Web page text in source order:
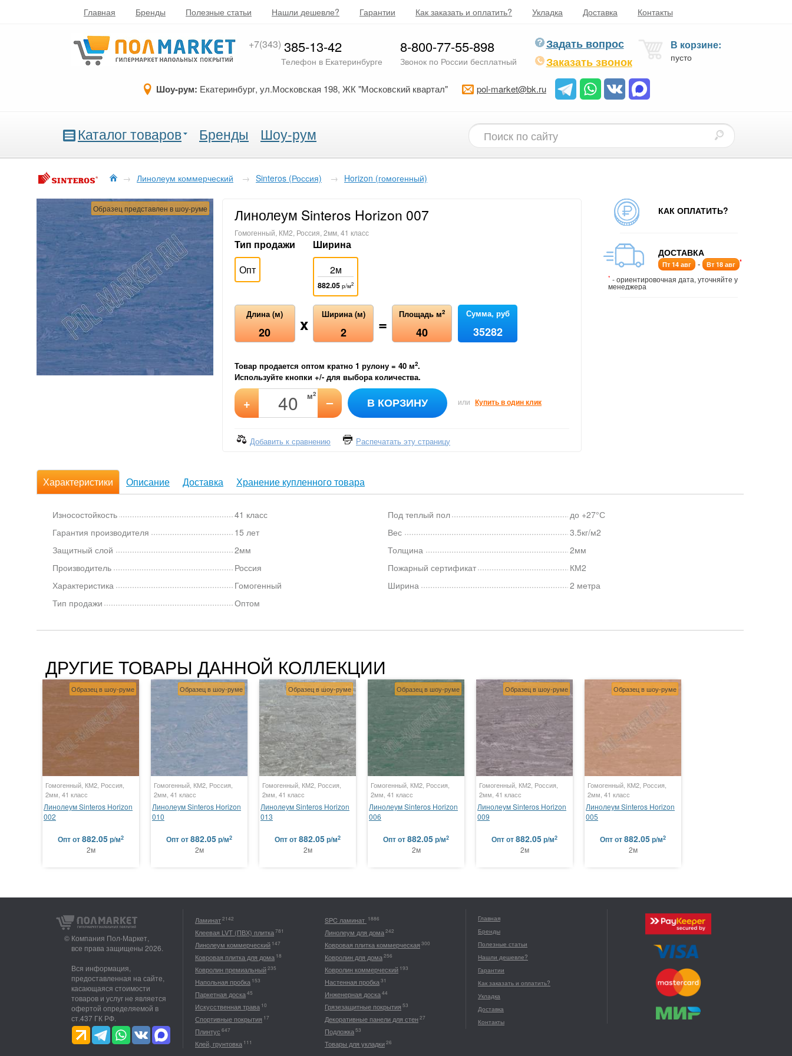
Главная Бренды Полезные статьи Нашли дешевле? Гарантии Как заказать и оплатить? Укладка Доставка Контакты
+7(343) 385-13-42
Телефон в Екатеринбурге
8-800-77-55-898
Звонок по России бесплатный
Задать вопрос
Заказать звонок
В корзине:
пусто
Шоу-рум: Екатеринбург, ул.Московская 198, ЖК "Московский квартал" pol-market@bk.ru
Каталог товаров Бренды Шоу-рум
→ Линолеум коммерческий → Sinteros (Россия) → Horizon (гомогенный)
Образец представлен в шоу-руме Линолеум Sinteros Horizon 007
Гомогенный, КМ2, Россия, 2мм, 41 класс
Тип продажи
Опт
Ширина
2м
882.05 р/м2
Длина (м)
20 x Ширина (м)
2 = Площадь м2
40
Сумма, руб
35282
Товар продается оптом кратно 1 рулону = 40 м2.
Используйте кнопки +/- для выбора количества.
+ м2 – В КОРЗИНУ или Купить в один клик
Добавить к сравнению Распечатать эту страницу
КАК ОПЛАТИТЬ?
ДОСТАВКА
Пт 14 авг - Вт 18 авг *
* - ориентировочная дата, уточняйте у
менеджера
Характеристики Описание Доставка Хранение купленного товара
Износостойкость
41 класс
Гарантия производителя
15 лет
Защитный слой
2мм
Производитель
Россия
Характеристика
Гомогенный
Тип продажи
Оптом
Под теплый пол
до +27°С
Вес
3.5кг/м2
Толщина
2мм
Пожарный сертификат
КМ2
Ширина
2 метра
ДРУГИЕ ТОВАРЫ ДАННОЙ КОЛЛЕКЦИИ
Образец в шоу-руме
Гомогенный, КМ2, Россия,
2мм, 41 класс
Линолеум Sinteros Horizon
002
Оптот882.05р/м2
2м
Образец в шоу-руме
Гомогенный, КМ2, Россия,
2мм, 41 класс
Линолеум Sinteros Horizon
010
Оптот882.05р/м2
2м
Образец в шоу-руме
Гомогенный, КМ2, Россия,
2мм, 41 класс
Линолеум Sinteros Horizon
013
Оптот882.05р/м2
2м
Образец в шоу-руме
Гомогенный, КМ2, Россия,
2мм, 41 класс
Линолеум Sinteros Horizon
006
Оптот882.05р/м2
2м
Образец в шоу-руме
Гомогенный, КМ2, Россия,
2мм, 41 класс
Линолеум Sinteros Horizon
009
Оптот882.05р/м2
2м
Образец в шоу-руме
Гомогенный, КМ2, Россия,
2мм, 41 класс
Линолеум Sinteros Horizon
005
Оптот882.05р/м2
2м
© Компания Пол-Маркет,
все права защищены 2026.
Вся информация,
предоставленная на сайте,
касающаяся стоимости
товаров и услуг не является
офертой определяемой в
ст.437 ГК РФ.
Ламинат2142 SPC ламинат 1886
Клеевая LVT (ПВХ) плитка781 Линолеум для дома242
Линолеум коммерческий 147 Ковровая плитка коммерческая 300
Ковровая плитка для дома 18 Ковролин для дома256
Ковролин премиальный235 Ковролин коммерческий 193
Напольная пробка 153 Настенная пробка31
Паркетная доска45 Инженерная доска44
Искусственная трава 10 Грязезащитные покрытия 53
Спортивные покрытия 17 Декоративные панели для стен27
Плинтус 647 Подложка53
Клей, грунтовка 111 Товары для укладки26
Главная
Бренды
Полезные статьи
Нашли дешевле?
Гарантии
Как заказать и оплатить?
Укладка
Доставка
Контакты